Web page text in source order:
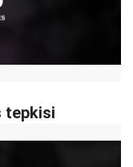
tepkisi